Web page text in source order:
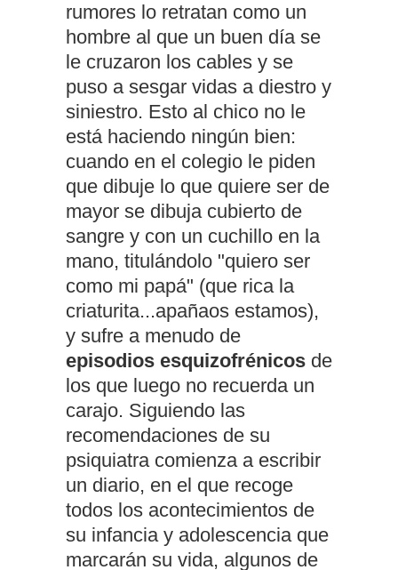
rumores lo retratan como un
hombre al que un buen día se
le cruzaron los cables y se
puso a sesgar vidas a diestro y
siniestro. Esto al chico no le
está haciendo ningún bien:
cuando en el colegio le piden
que dibuje lo que quiere ser de
mayor se dibuja cubierto de
sangre y con un cuchillo en la
mano, titulándolo "quiero ser
como mi papá" (que rica la
criaturita...apañaos estamos),
y sufre a menudo de
episodios esquizofrénicos de
los que luego no recuerda un
carajo. Siguiendo las
recomendaciones de su
psiquiatra comienza a escribir
un diario, en el que recoge
todos los acontecimientos de
su infancia y adolescencia que
marcarán su vida, algunos de